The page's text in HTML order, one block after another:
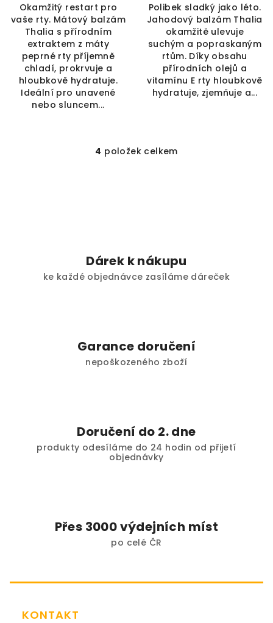
Okamžitý restart pro
vaše rty. Mátový balzám
Thalia s přírodním
extraktem z máty
peprné rty příjemně
chladí, prokrvuje a
hloubkově hydratuje.
Ideální pro unavené
nebo sluncem...
Polibek sladký jako léto.
Jahodový balzám Thalia
okamžitě ulevuje
suchým a popraskaným
rtům. Díky obsahu
přírodních olejů a
vitamínu E rty hloubkově
hydratuje, zjemňuje a...
Ovládací prvky
4 položek celkem
Dárek k nákupu
ke každé objednávce zasíláme dáreček
Garance doručení
nepoškozeného zboží
Doručení do 2. dne
produkty odesíláme do 24 hodin od přijetí
objednávky
Přes 3000 výdejních míst
po celé ČR
Zápatí
KONTAKT